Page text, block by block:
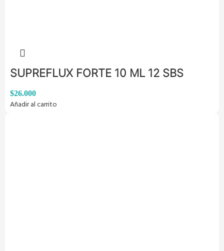
SUPREFLUX FORTE 10 ML 12 SBS
$26.000
Añadir al carrito